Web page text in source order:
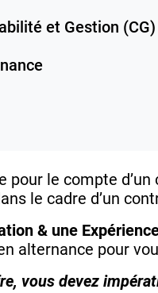
et Gestion (CG)
pour le compte
le cadre d’un
& une
alternance pour
vous devez